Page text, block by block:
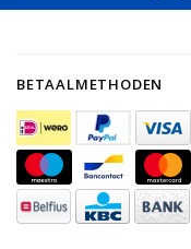
BETAALMETHODEN